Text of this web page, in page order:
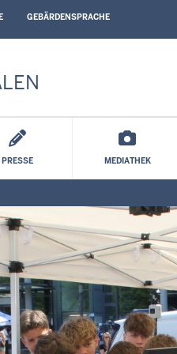
GEBÄRDENSPRACHE
PRESSE MEDIATHEK